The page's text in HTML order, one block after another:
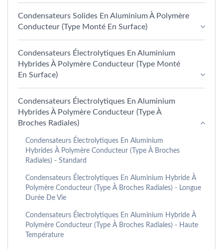
Condensateurs Solides En Aluminium À Polymère
Conducteur (type Monté En Surface)
Condensateurs Électrolytiques En Aluminium
Hybrides À Polymère Conducteur (type Monté
En Surface)
Condensateurs Électrolytiques En Aluminium
Hybrides À Polymère Conducteur (type À
Broches Radiales)
Condensateurs Électrolytiques En Aluminium
Hybrides À Polymère Conducteur (type À Broches
Radiales) - Standard
Condensateurs Électrolytiques En Aluminium Hybride À
Polymère Conducteur (Type À Broches Radiales) - Longue
Durée De Vie
Condensateurs Électrolytiques En Aluminium Hybride À
Polymère Conducteur (type À Broches Radiales) - Haute
Température